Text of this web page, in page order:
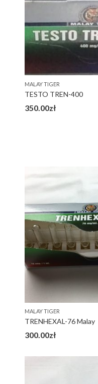
MALAY TIGER
TESTO TREN-400
350.00zł
MALAY TIGER
TRENHEXAL-76 Malay
300.00zł